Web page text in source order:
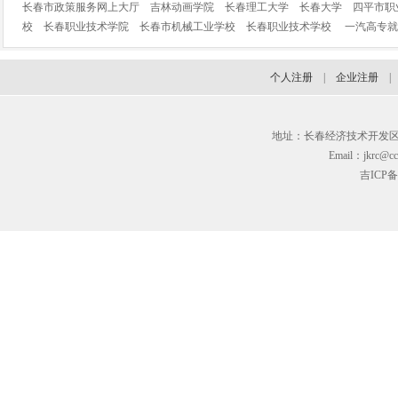
长春市政策服务网上大厅 吉林动画学院 长春理工大学 长春大学
四平市
校
长春职业技术学院 长春市机械工业学校 长春职业技术学校 一汽高专
个人注册 企业注册
地址：长春经济技术开发
Email：
吉ICP